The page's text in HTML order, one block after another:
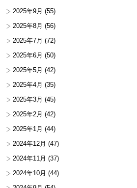
2025年9月 (55)
2025年8月 (56)
2025年7月 (72)
2025年6月 (50)
2025年5月 (42)
2025年4月 (35)
2025年3月 (45)
2025年2月 (42)
2025年1月 (44)
2024年12月 (47)
2024年11月 (37)
2024年10月 (44)